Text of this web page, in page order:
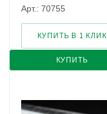
Арт.: 70755
КУПИТЬ
КУПИТЬ В 1 КЛИК